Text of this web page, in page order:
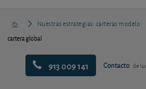
Nuestras estrategias: carteras modelo
cartera global
913 009 141 Contacto de